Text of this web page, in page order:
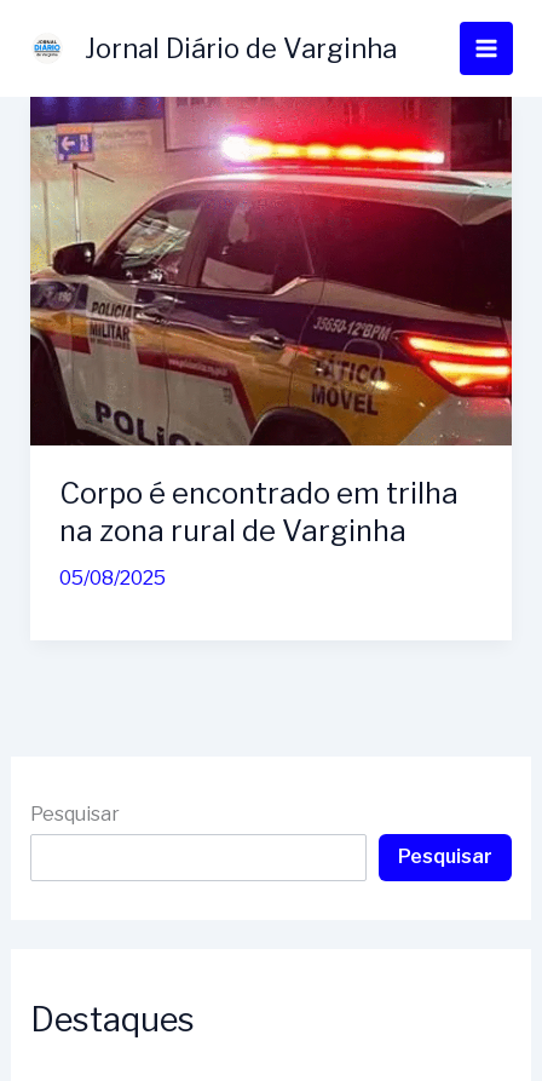
para
conteúdo
Jornal Diário de Varginha
Corpo é encontrado em trilha
na zona rural de Varginha
05/08/2025
Pesquisar
Pesquisar
Destaques